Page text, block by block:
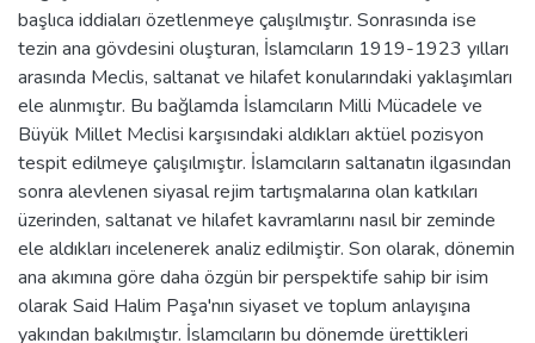
başlıca iddiaları özetlenmeye çalışılmıştır. Sonrasında ise
tezin ana gövdesini oluşturan, İslamcıların 1919-1923 yılları
arasında Meclis, saltanat ve hilafet konularındaki yaklaşımları
ele alınmıştır. Bu bağlamda İslamcıların Milli Mücadele ve
Büyük Millet Meclisi karşısındaki aldıkları aktüel pozisyon
tespit edilmeye çalışılmıştır. İslamcıların saltanatın ilgasından
sonra alevlenen siyasal rejim tartışmalarına olan katkıları
üzerinden, saltanat ve hilafet kavramlarını nasıl bir zeminde
ele aldıkları incelenerek analiz edilmiştir. Son olarak, dönemin
ana akımına göre daha özgün bir perspektife sahip bir isim
olarak Said Halim Paşa'nın siyaset ve toplum anlayışına
yakından bakılmıştır. İslamcıların bu dönemde ürettikleri